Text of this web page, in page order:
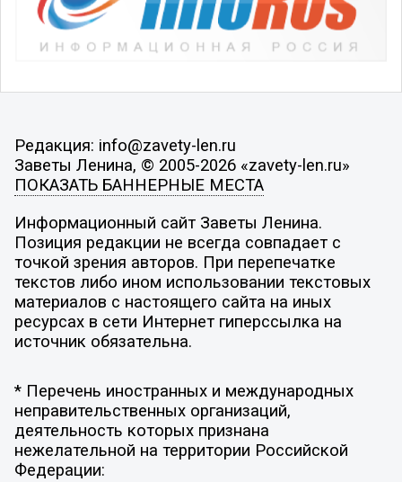
Редакция: info@zavety-len.ru
Заветы Ленина, © 2005-2026 «zavety-len.ru»
ПОКАЗАТЬ БАННЕРНЫЕ МЕСТА
Информационный сайт Заветы Ленина.
Позиция редакции не всегда совпадает с
точкой зрения авторов. При перепечатке
текстов либо ином использовании текстовых
материалов с настоящего сайта на иных
ресурсах в сети Интернет гиперссылка на
источник обязательна.
* Перечень иностранных и международных
неправительственных организаций,
деятельность которых признана
нежелательной на территории Российской
Федерации: